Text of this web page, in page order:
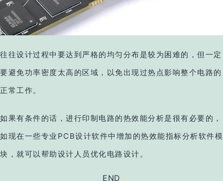
往往设计过程中要达到严格的均匀分布是较为困难的，但一定
要避免功率密度太高的区域，以免出现过热点影响整个电路的
正常工作。
如果有条件的话，进行印制电路的热效能分析是很有必要的，
如现在一些专业PCB设计软件中增加的热效能指标分析软件模
块，就可以帮助设计人员优化电路设计。
END